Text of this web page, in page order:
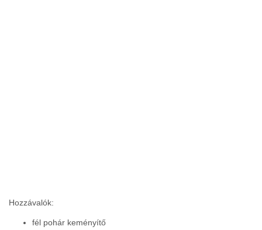
Hozzávalók:
fél pohár keményítő